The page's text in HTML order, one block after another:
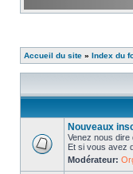
Accueil du site » Index du
Nouveaux
Venez nous dire
Et si vous avez
Modérateur: